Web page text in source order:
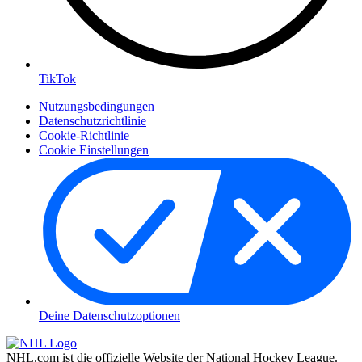
TikTok
Nutzungsbedingungen
Datenschutzrichtlinie
Cookie-Richtlinie
Cookie Einstellungen
Deine Datenschutzoptionen
NHL.com ist die offizielle Website der National Hockey League.